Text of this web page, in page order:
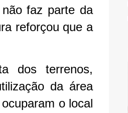
faz parte da
reforçou que a
dos terrenos,
da área
o local